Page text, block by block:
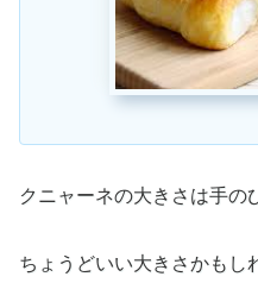
クニャーネの大きさは手の
ちょうどいい大きさかもし